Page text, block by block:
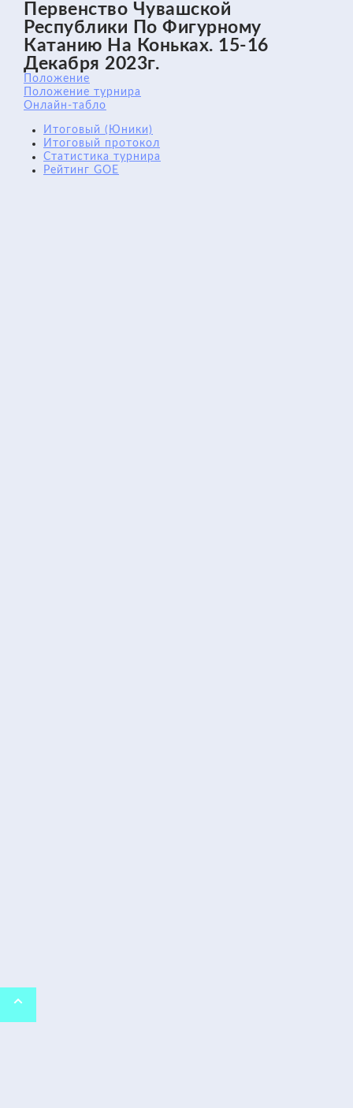
Первенство Чувашской
Республики По Фигурному
Катанию На Коньках. 15-16
Декабря 2023г.
Положение
Положение турнира
Онлайн-табло
Итоговый (Юники)
Итоговый протокол
Статистика турнира
Рейтинг GOE